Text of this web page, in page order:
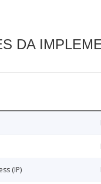
DA
(IP)